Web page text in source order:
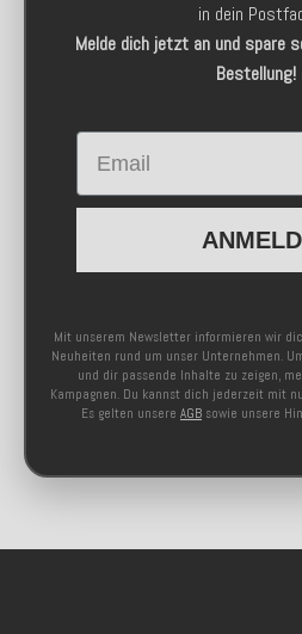
in dein
Melde dich jetzt an und spare
Bestellung!
Email
Mit unserem Newsletter informieren wir
Neuheiten rund um unser Unternehmen.
und dir passende Inhalte zu zeigen,
Kampagnen. Du kannst dich jederzeit mit
Es gelten unsere AGB sowie unsere